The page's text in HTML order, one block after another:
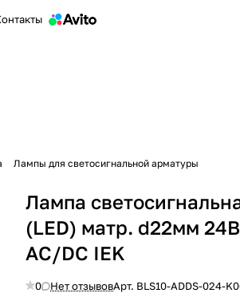
Лампы для светосигнальной арматуры
Лампа
(LED) матр. d22мм
AC/DC IEK
0 Нет отзывовАрт. BLS10-ADDS-024-